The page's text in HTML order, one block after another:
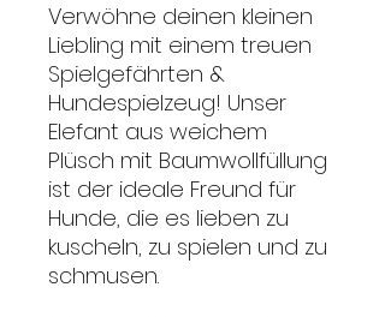
Verwöhne deinen kleinen
Liebling mit einem treuen
Spielgefährten &
Hundespielzeug! Unser
Elefant aus weichem
Plüsch mit Baumwollfüllung
ist der ideale Freund für
Hunde, die es lieben zu
kuscheln, zu spielen und zu
schmusen.